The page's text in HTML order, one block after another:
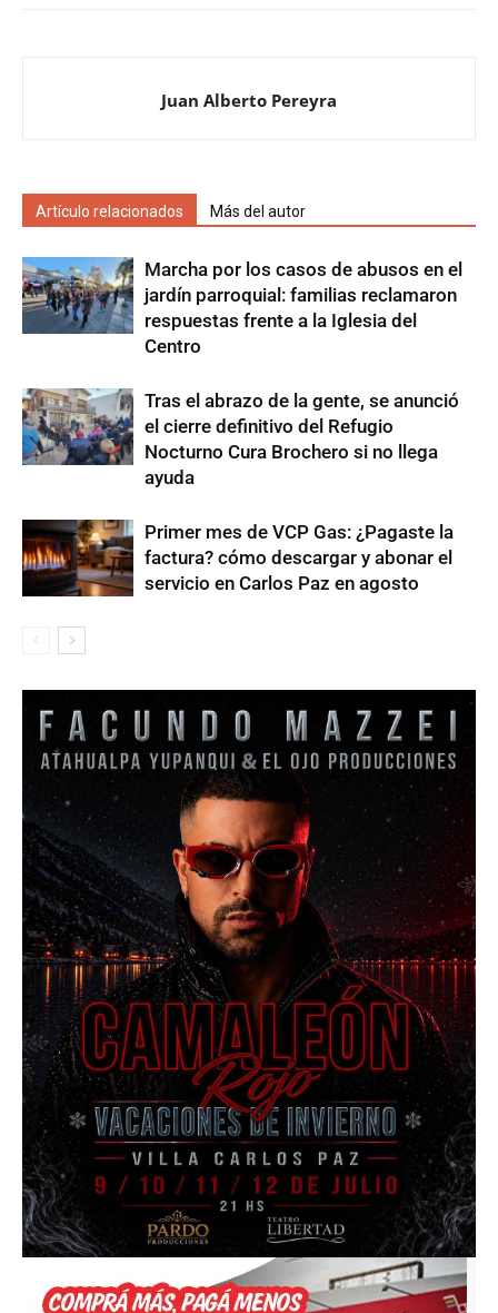
Juan Alberto Pereyra
Artículo relacionados Más del autor
Marcha por los casos de abusos en el
jardín parroquial: familias reclamaron
respuestas frente a la Iglesia del
Centro
Tras el abrazo de la gente, se anunció
el cierre definitivo del Refugio
Nocturno Cura Brochero si no llega
ayuda
Primer mes de VCP Gas: ¿Pagaste la
factura? cómo descargar y abonar el
servicio en Carlos Paz en agosto